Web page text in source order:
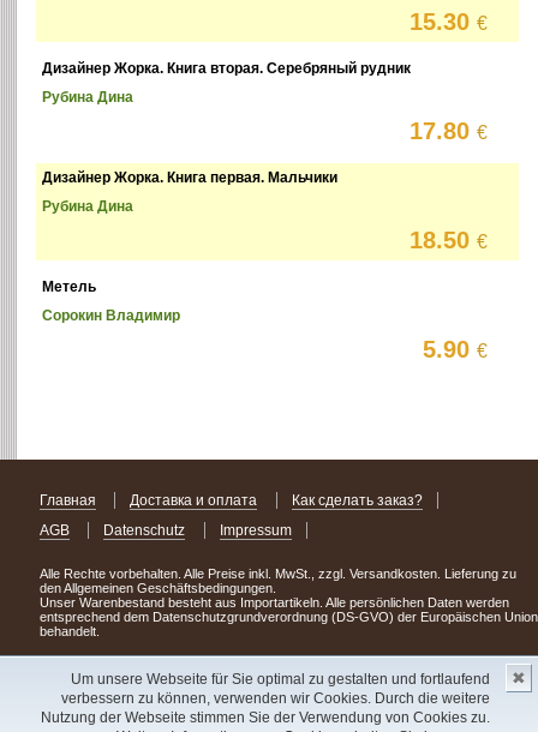
Um unsere Webseite für Sie optimal zu gestalten und fortlaufend
verbessern zu können, verwenden wir Cookies. Durch die weitere
Nutzung der Webseite stimmen Sie der Verwendung von Cookies zu.
✖
15.30€
Дизайнер Жорка. Книга вторая. Серебряный рудник
Рубина Дина
17.80€
Дизайнер Жорка. Книга первая. Мальчики
Рубина Дина
18.50€
Метель
Сорокин Владимир
5.90€
Главная Доставка и оплата
Как сделать заказ?
AGB
Datenschutz Impressum
Alle Rechte vorbehalten. Alle Preise inkl. MwSt., zzgl. Versandkosten. Lieferung zu
den Allgemeinen Geschäftsbedingungen.
Unser Warenbestand besteht aus Importartikeln. Alle persönlichen Daten werden
entsprechend dem Datenschutzgrundverordnung (DS-GVO) der Europäischen Union
behandelt.
Сделав заказ сегодня, уже через день или два Вы можете стать обладателем
НОВИНКИ из Германии! Удачного поиска!
Copyright 2003 - 2023 © Express-Kniga